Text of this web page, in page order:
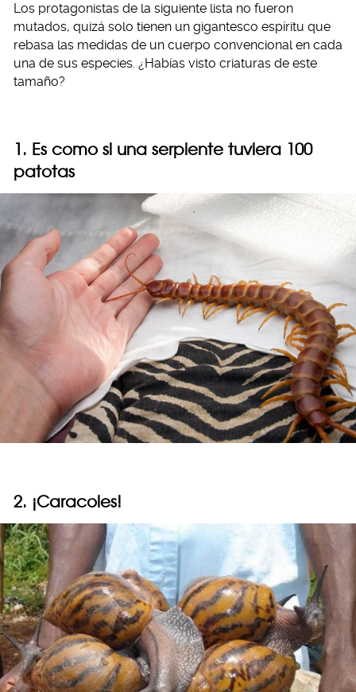
Los protagonistas de la siguiente lista no fueron
mutados, quizá solo tienen un gigantesco espíritu que
rebasa las medidas de un cuerpo convencional en cada
una de sus especies. ¿Habías visto criaturas de este
tamaño?
1. Es como si una serpiente tuviera 100
patotas
2. ¡Caracoles!